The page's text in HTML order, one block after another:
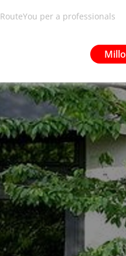
RouteYou per a professionals